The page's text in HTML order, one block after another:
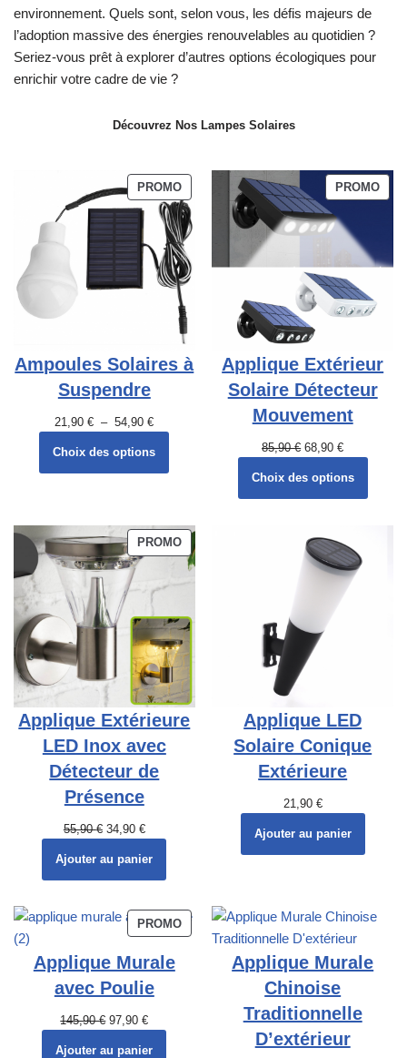
environnement. Quels sont, selon vous, les défis majeurs de
l’adoption massive des énergies renouvelables au quotidien ?
Seriez-vous prêt à explorer d’autres options écologiques pour
enrichir votre cadre de vie ?
Découvrez Nos Lampes Solaires
PROMO
Ampoules Solaires à
Suspendre
21,90€ – 54,90€
Choix des options
PROMO
Applique Extérieur
Solaire Détecteur
Mouvement
85,90€ 68,90€
Choix des options
PROMO
Applique Extérieure
LED Inox avec
Détecteur de
Présence
55,90€ 34,90 €
Ajouter au panier
Applique LED
Solaire Conique
Extérieure
21,90 €
Ajouter au panier
PROMO
Applique Murale
avec Poulie
145,90€ 97,90€
Ajouter au panier
Applique Murale
Chinoise
Traditionnelle
D’extérieur